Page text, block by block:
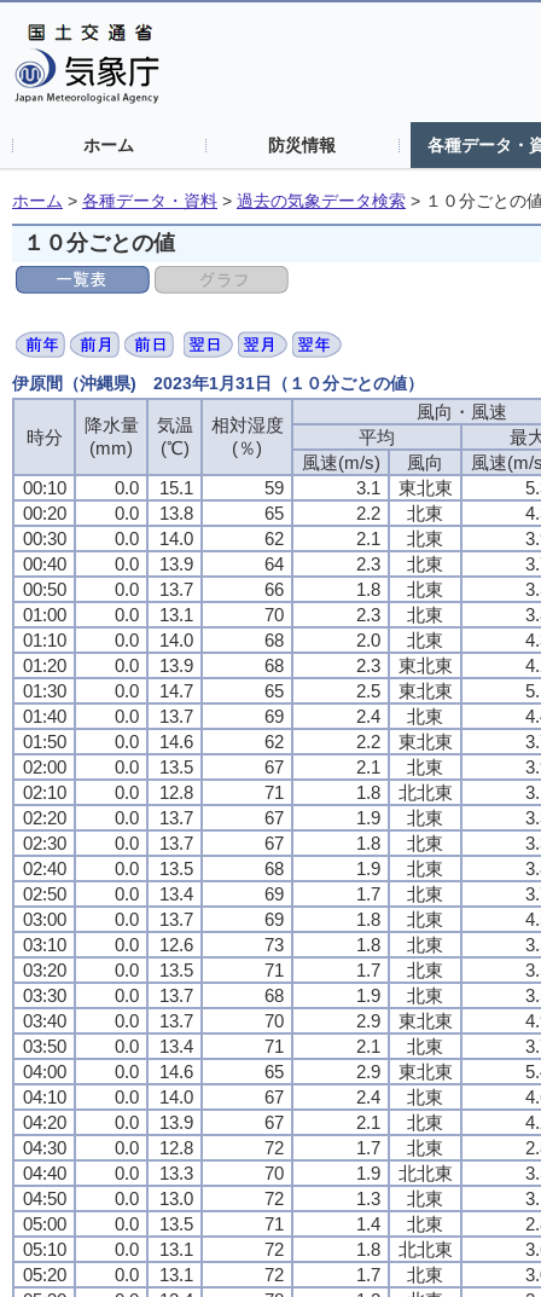
ホーム 防災情報 各種データ・
ホーム > 各種データ・資料 > 過去の気象データ検索 > １０分ごとの
１０分ごとの値
伊原間（沖縄県) 2023年1月31日（１０分ごとの値）
時分
降水量
(mm)
気温
(℃)
相対湿度
(％)
風向・風速
平均
最
風速(m/s)
風向
風速(m/
00:10
0.0 15.1 59 3.1 東北東
00:20
0.0 13.8 65 2.2 北東
00:30
0.0 14.0 62 2.1 北東
00:40
0.0 13.9 64 2.3 北東
00:50
0.0 13.7 66 1.8 北東
01:00
0.0 13.1 70 2.3 北東
01:10
0.0 14.0 68 2.0 北東
01:20
0.0 13.9 68 2.3 東北東
01:30
0.0 14.7 65 2.5 東北東
01:40
0.0 13.7 69 2.4 北東
01:50
0.0 14.6 62 2.2 東北東
02:00
0.0 13.5 67 2.1 北東
02:10
0.0 12.8 71 1.8 北北東
02:20
0.0 13.7 67 1.9 北東
02:30
0.0 13.7 67 1.8 北東
02:40
0.0 13.5 68 1.9 北東
02:50
0.0 13.4 69 1.7 北東
03:00
0.0 13.7 69 1.8 北東
03:10
0.0 12.6 73 1.8 北東
03:20
0.0 13.5 71 1.7 北東
03:30
0.0 13.7 68 1.9 北東
03:40
0.0 13.7 70 2.9 東北東
03:50
0.0 13.4 71 2.1 北東
04:00
0.0 14.6 65 2.9 東北東
04:10
0.0 14.0 67 2.4 北東
04:20
0.0 13.9 67 2.1 北東
04:30
0.0 12.8 72 1.7 北東
04:40
0.0 13.3 70 1.9 北北東
04:50
0.0 13.0 72 1.3 北東
05:00
0.0 13.5 71 1.4 北東
05:10
0.0 13.1 72 1.8 北北東
05:20
0.0 13.1 72 1.7 北東